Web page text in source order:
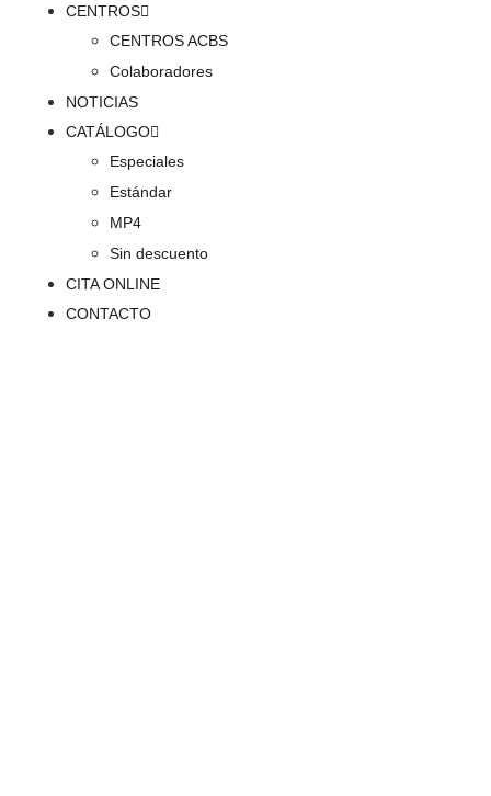
CENTROS
CENTROS ACBS
Colaboradores
NOTICIAS
CATÁLOGO
Especiales
Estándar
MP4
Sin descuento
CITA ONLINE
CONTACTO